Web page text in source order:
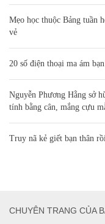
Mẹo học thuộc Bảng tuần
vẻ
20 số điện thoại ma ám
Nguyễn Phương Hằng sở
tính bằng cân, mắng cựu
Truy nã kẻ giết bạn thân
CHUYÊN TRANG CỦA